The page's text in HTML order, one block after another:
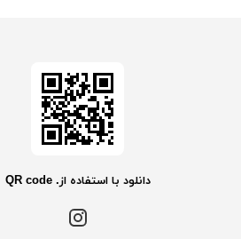
دانلود با استفاده از. QR code